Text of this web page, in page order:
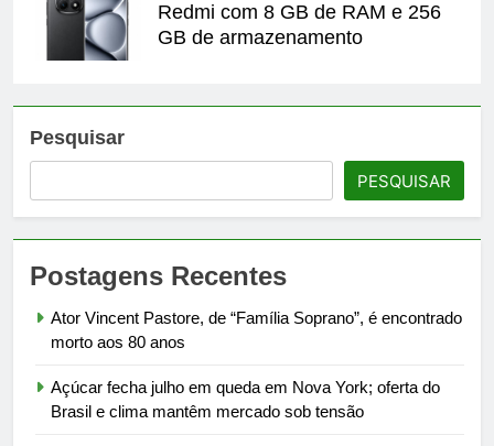
Redmi com 8 GB de RAM e 256
GB de armazenamento
Pesquisar
PESQUISAR
Postagens Recentes
Ator Vincent Pastore, de “Família Soprano”, é encontrado
morto aos 80 anos
Açúcar fecha julho em queda em Nova York; oferta do
Brasil e clima mantêm mercado sob tensão